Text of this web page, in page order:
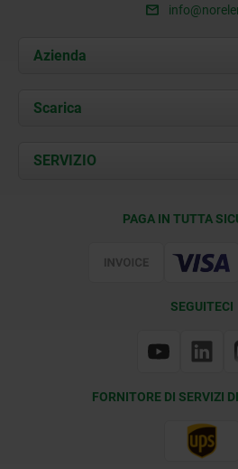
Azienda
Chi siamo
Contatti
Scarica
Documents
SERVIZIO
PAGA IN TUTTA
SEGUITECI
FORNITORE DI SERVIZI